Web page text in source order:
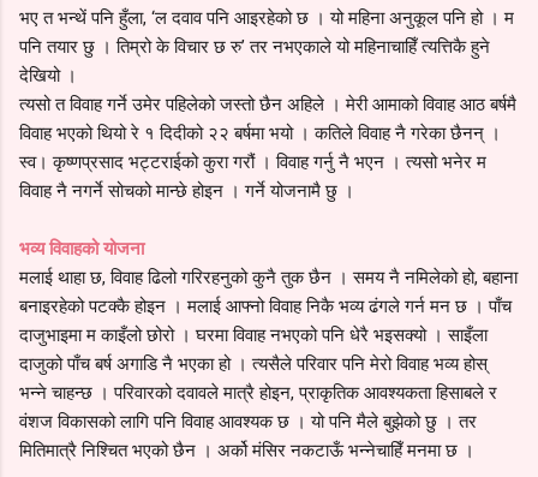
भए त भन्थें पनि हुँला, ‘ल दवाव पनि आइरहेको छ । यो महिना अनुकूल पनि हो । म
पनि तयार छु । तिम्रो के विचार छ रु’ तर नभएकाले यो महिनाचाहिँ त्यत्तिकै हुने
देखियो ।
त्यसो त विवाह गर्ने उमेर पहिलेको जस्तो छैन अहिले । मेरी आमाको विवाह आठ बर्षमै
विवाह भएको थियो रे १ दिदीको २२ बर्षमा भयो । कतिले विवाह नै गरेका छैनन् ।
स्व। कृष्णप्रसाद भट्टराईको कुरा गरौं । विवाह गर्नु नै भएन । त्यसो भनेर म
विवाह नै नगर्ने सोचको मान्छे होइन । गर्ने योजनामै छु ।
भव्य विवाहको योजना
मलाई थाहा छ, विवाह ढिलो गरिरहनुको कुनै तुक छैन । समय नै नमिलेको हो, बहाना
बनाइरहेको पटक्कै होइन । मलाई आफ्नो विवाह निकै भव्य ढंगले गर्न मन छ । पाँच
दाजुभाइमा म काइँलो छोरो । घरमा विवाह नभएको पनि धेरै भइसक्यो । साइँला
दाजुको पाँच बर्ष अगाडि नै भएका हो । त्यसैले परिवार पनि मेरो विवाह भव्य होस्
भन्ने चाहन्छ । परिवारको दवावले मात्रै होइन, प्राकृतिक आवश्यकता हिसाबले र
वंशज विकासको लागि पनि विवाह आवश्यक छ । यो पनि मैले बुझेको छु । तर
मितिमात्रै निश्चित भएको छैन । अर्को मंसिर नकटाऊँ भन्नेचाहिँ मनमा छ ।